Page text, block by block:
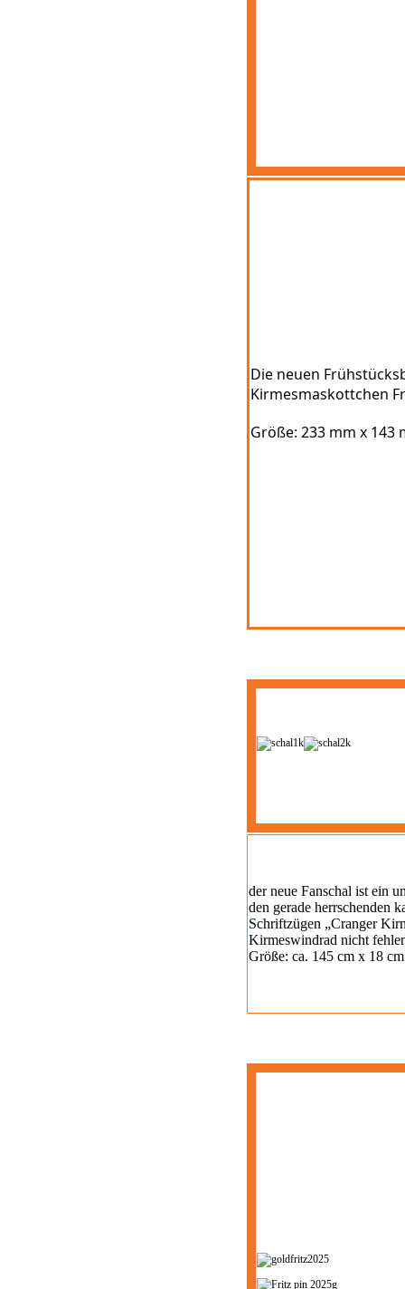
Die neuen
Kirmesmaskottchen
Größe: 233 mm x 143
der neue Fanschal ist ein
den gerade herrschenden
Schriftzügen „Cranger
Kirmeswindrad nicht
Größe: ca. 145 cm x 18